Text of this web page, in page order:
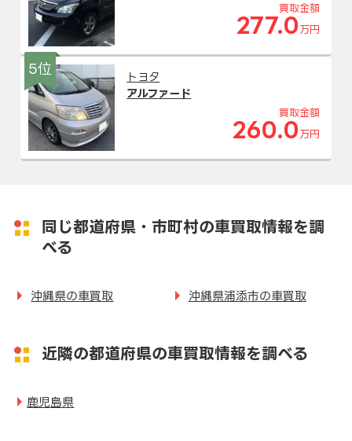
買取金額
277.0 万円
5位
トヨタ
アルファード
買取金額
260.0 万円
同じ都道府県・市町村の車買取情報を調
べる
沖縄県の車買取 沖縄県浦添市の車買取
近隣の都道府県の車買取情報を調べる
鹿児島県